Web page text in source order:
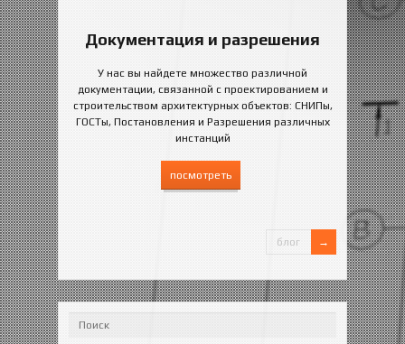
Документация и разрешения
У нас вы найдете множество различной
документации, связанной с проектированием и
строительством архитектурных объектов: СНИПы,
ГОСТы, Постановления и Разрешения различных
инстанций
посмотреть
блог